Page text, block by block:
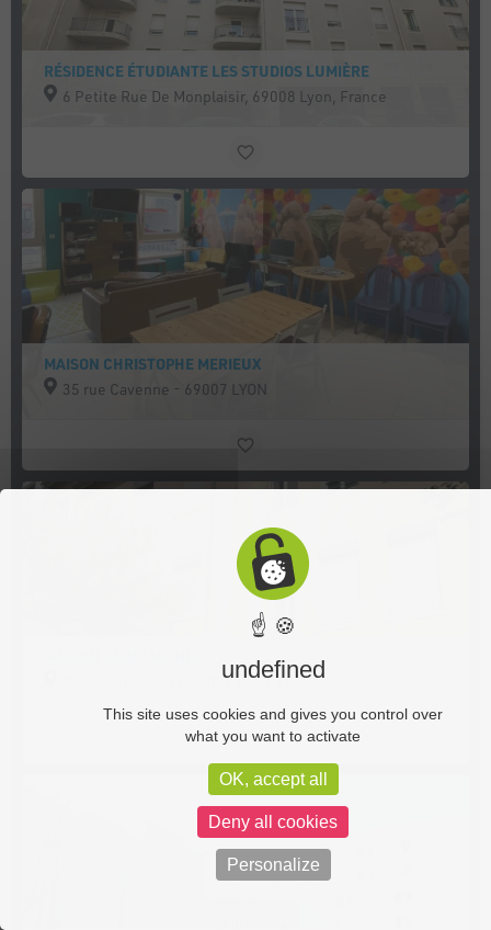
RÉSIDENCE ÉTUDIANTE LES STUDIOS LUMIÈRE
6 Petite Rue De Monplaisir, 69008 Lyon, France
MAISON CHRISTOPHE MERIEUX
35 rue Cavenne - 69007 LYON
Rue Saint-Michel, 69007 Lyon, France
Vue carte
☝ 🍪
undefined
This site uses cookies and gives you control over
what you want to activate
OK, accept all
Deny all cookies
Personalize